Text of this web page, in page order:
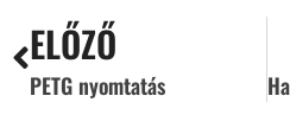
ELŐZŐ
PETG nyomtatás